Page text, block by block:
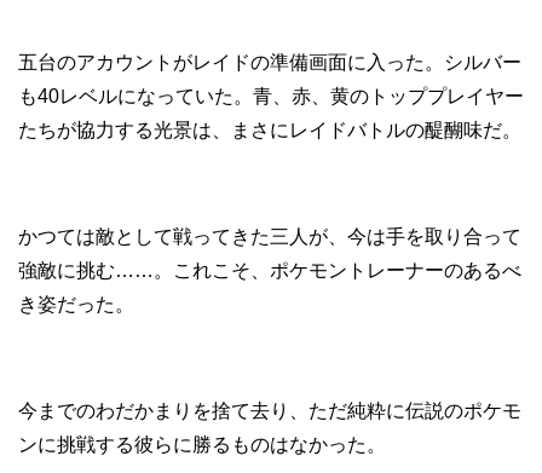
五台のアカウントがレイドの準備画面に入った。シルバー
も40レベルになっていた。青、赤、黄のトッププレイヤー
たちが協力する光景は、まさにレイドバトルの醍醐味だ。
かつては敵として戦ってきた三人が、今は手を取り合って
強敵に挑む……。これこそ、ポケモントレーナーのあるべ
き姿だった。
今までのわだかまりを捨て去り、ただ純粋に伝説のポケモ
ンに挑戦する彼らに勝るものはなかった。